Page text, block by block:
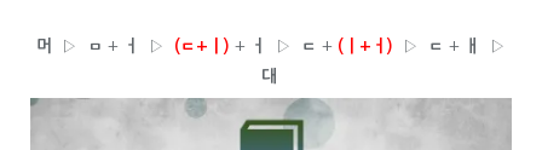
머 ▷ ㅁ + ㅓ ▷ (ㄷ+ㅣ) + ㅓ ▷ ㄷ + (ㅣ+ㅓ) ▷ ㄷ + ㅐ
▷
대